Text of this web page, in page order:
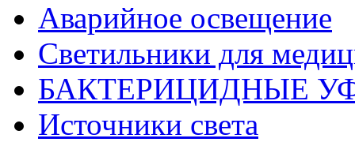
Аварийное освещение
Светильники для
БАКТЕРИЦИДНЫЕ
Источники света